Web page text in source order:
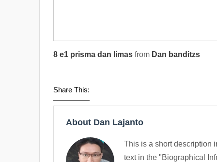
8 e1 prisma dan limas from Dan banditzs
Share This:
About Dan Lajanto
This is a short description
text in the "Biographical